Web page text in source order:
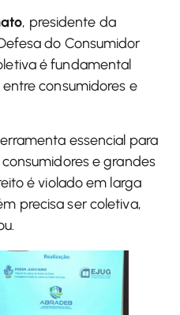
, presidente da
do Consumidor
é fundamental
consumidores e
essencial para
e grandes
é violado em larga
precisa ser coletiva,